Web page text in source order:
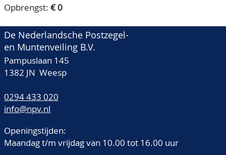
Opbrengst: € 0
De Nederlandsche Postzegel-
en Muntenveiling B.V.
Pampuslaan 145
1382 JN Weesp
0294 433 020
info@npv.nl
Openingstijden:
Maandag t/m vrijdag van 10.00 tot 16.00 uur